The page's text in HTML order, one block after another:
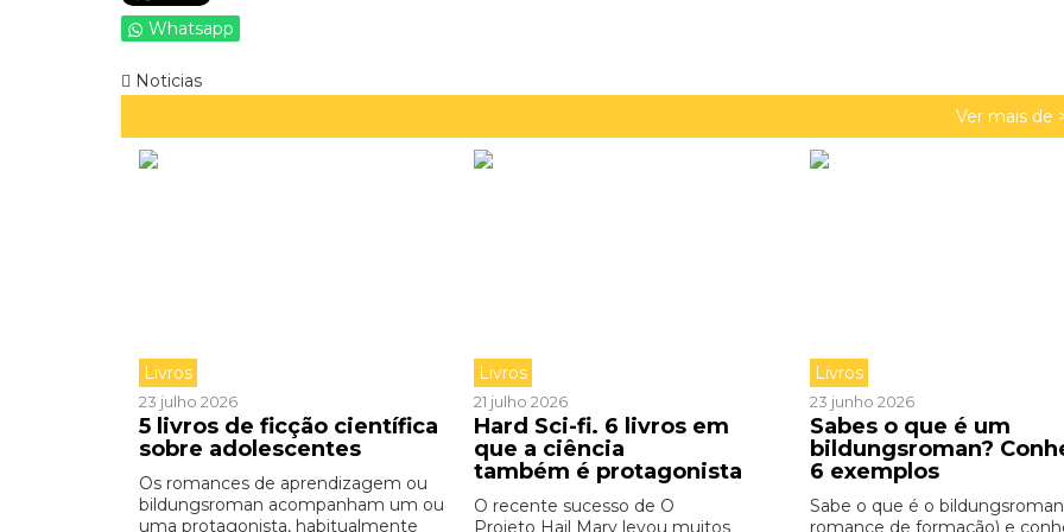
Whatsapp
Noticias
Ver mais de
Livros
23 julho 2026
5 livros de ficção científica
sobre adolescentes
Os romances de aprendizagem ou
bildungsroman acompanham um ou
uma protagonista, habitualmente
Livros
21 julho 2026
Hard Sci-fi. 6 livros em
que a ciência
também é protagonista
O recente sucesso de O
Projeto Hail Mary levou muitos
Livros
23 junho 2026
Sabes o que é um
bildungsroman?
6 exemplos
Sabe o que é o
romance de formação) e